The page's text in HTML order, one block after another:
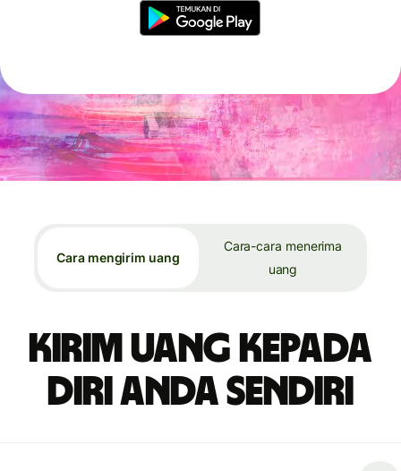
Cara mengirim uang
Cara-cara menerima
uang
Kirim uang kepada
diri Anda sendiri